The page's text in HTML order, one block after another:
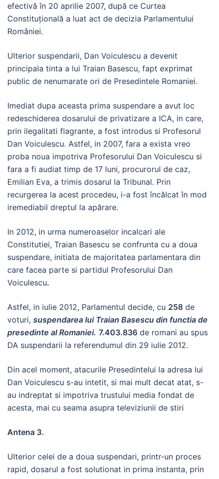
efectivă în 20 aprilie 2007, după ce Curtea
Constituțională a luat act de decizia Parlamentului
României.
Ulterior suspendarii, Dan Voiculescu a devenit
principala tinta a lui Traian Basescu, fapt exprimat
public de nenumarate ori de Presedintele Romaniei.
Imediat dupa aceasta prima suspendare a avut loc
redeschiderea dosarului de privatizare a ICA, in care,
prin ilegalitati flagrante, a fost introdus si Profesorul
Dan Voiculescu. Astfel, in 2007, fara a exista vreo
proba noua impotriva Profesorului Dan Voiculescu si
fara a fi audiat timp de 17 luni, procurorul de caz,
Emilian Eva, a trimis dosarul la Tribunal. Prin
recurgerea la acest procedeu, i-a fost încălcat în mod
iremediabil dreptul la apărare.
In 2012, in urma numeroaselor incalcari ale
Constitutiei, Traian Basescu se confrunta cu a doua
suspendare, initiata de majoritatea parlamentara din
care facea parte si partidul Profesorului Dan
Voiculescu.
Astfel, in iulie 2012, Parlamentul decide, cu 258 de
voturi, suspendarea lui Traian Basescu din functia de
presedinte al Romaniei. 7.403.836 de romani au spus
DA suspendarii la referendumul din 29 iulie 2012.
Din acel moment, atacurile Presedintelui la adresa lui
Dan Voiculescu s-au intetit, si mai mult decat atat, s-
au indreptat si impotriva trustului media fondat de
acesta, mai cu seama asupra televiziunii de stiri
Antena 3.
Ulterior celei de a doua suspendari, printr-un proces
rapid, dosarul a fost solutionat in prima instanta, prin